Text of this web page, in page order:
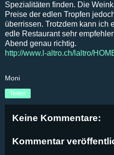
Spezialitäten finden. Die
Preise der edlen Tropfen
überrissen. Trotzdem kann ich
edle Restaurant sehr
Abend genau richtig.
http://www.l-altro.ch/laltro/
Moni
Teilen
Keine Kommentare:
Kommentar